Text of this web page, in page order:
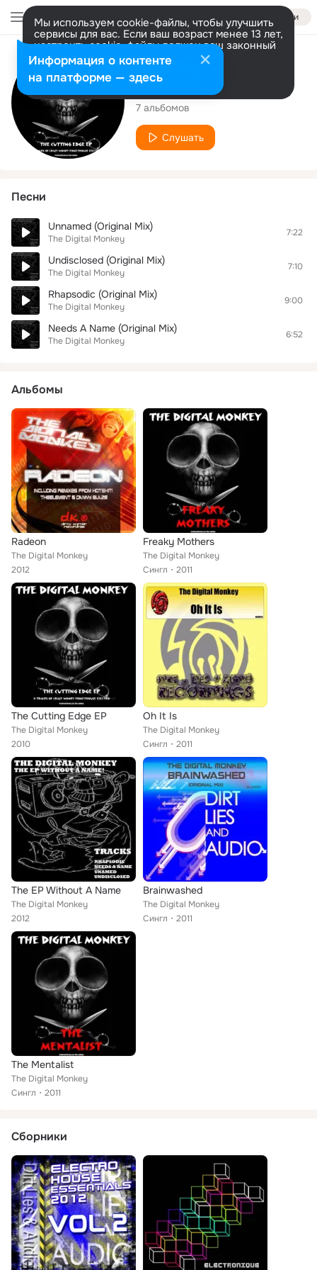
Войти
Мы используем cookie-файлы, чтобы улучшить
сервисы для вас. Если ваш возраст менее 13 лет,
настроить cookie-файлы должен ваш законный
представитель. Больше информации
Разрешить все Настроить
Исполнитель
The Digital Monkey
7 альбомов
Слушать
Песни
Unnamed (Original Mix)
The Digital Monkey
7:22
Undisclosed (Original Mix)
The Digital Monkey
7:10
Rhapsodic (Original Mix)
The Digital Monkey
9:00
Needs A Name (Original Mix)
The Digital Monkey
6:52
Альбомы
Radeon
The Digital Monkey
2012
Freaky Mothers
The Digital Monkey
Сингл
2011
The Cutting Edge EP
The Digital Monkey
2010
Oh It Is
The Digital Monkey
Сингл
2011
The EP Without A Name
The Digital Monkey
2012
Brainwashed
The Digital Monkey
Сингл
2011
The Mentalist
The Digital Monkey
Сингл
2011
Сборники
Информация о контенте
на платформе — здесь